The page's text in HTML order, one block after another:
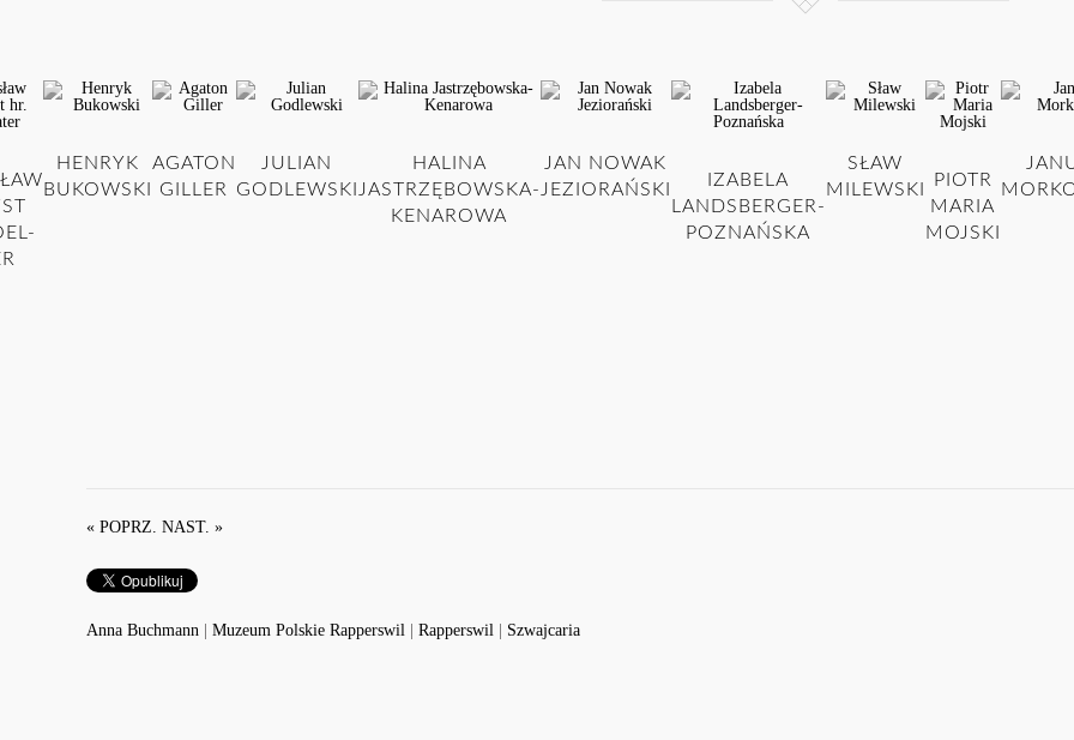
HENRYK
BUKOWSKI
AGATON
GILLER
JULIAN
GODLEWSKI
HALINA
JASTRZĘBOWSKA-
KENAROWA
JAN NOWAK
JEZIORAŃSKI
IZABELA
LANDSBERGER-
POZNAŃSKA
SŁAW
MILEWSKI
PIOTR
MARIA
MOJSKI
« POPRZ. NAST. »
Anna Buchmann Muzeum Polskie Rapperswil Rapperswil Szwajcaria